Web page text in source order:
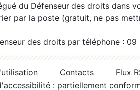
du Défenseur des droits dans
par la poste (gratuit, ne pas
des droits par téléphone :
Contacts
Flux
: partiellement